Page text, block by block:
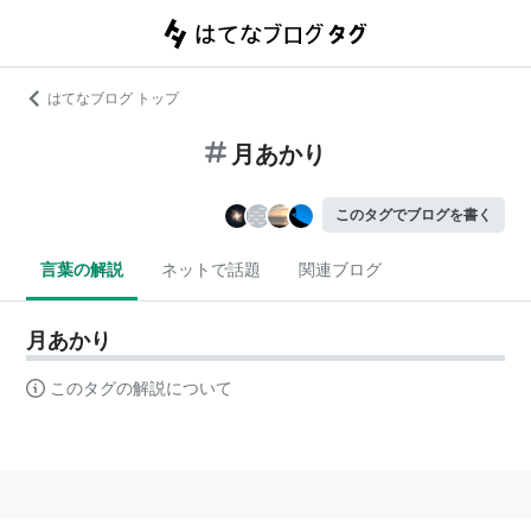
はてなブログ トップ
月あかり
このタグでブログを書く
言葉の解説 ネットで話題 関連ブログ
月あかり
このタグの解説について